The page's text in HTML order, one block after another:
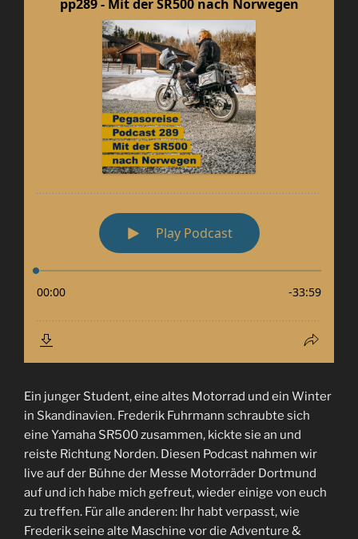
Ein junger Student, eine altes Motorrad und ein Winter
in Skandinavien. Frederik Fuhrmann schraubte sich
eine Yamaha SR500 zusammen, kickte sie an und
reiste Richtung Norden. Diesen Podcast nahmen wir
live auf der Bühne der Messe Motorräder Dortmund
auf und ich habe mich gefreut, wieder einige von euch
zu treffen. Für alle anderen: Ihr habt verpasst, wie
Frederik seine alte Maschine vor die Adventure &